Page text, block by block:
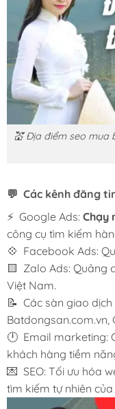
💒 Địa điểm seo mua
💬 Các kênh đăng
⚡ Google Ads: Chạy
công cụ tìm kiếm
💠 Facebook Ads:
🟨 Zalo Ads: Quảng
Việt Nam.
📝 Các sàn giao
Batdongsan.com.vn,
🕛 Email marketing:
khách hàng tiềm
💌 SEO: Tối ưu hóa
tìm kiếm tự nhiên